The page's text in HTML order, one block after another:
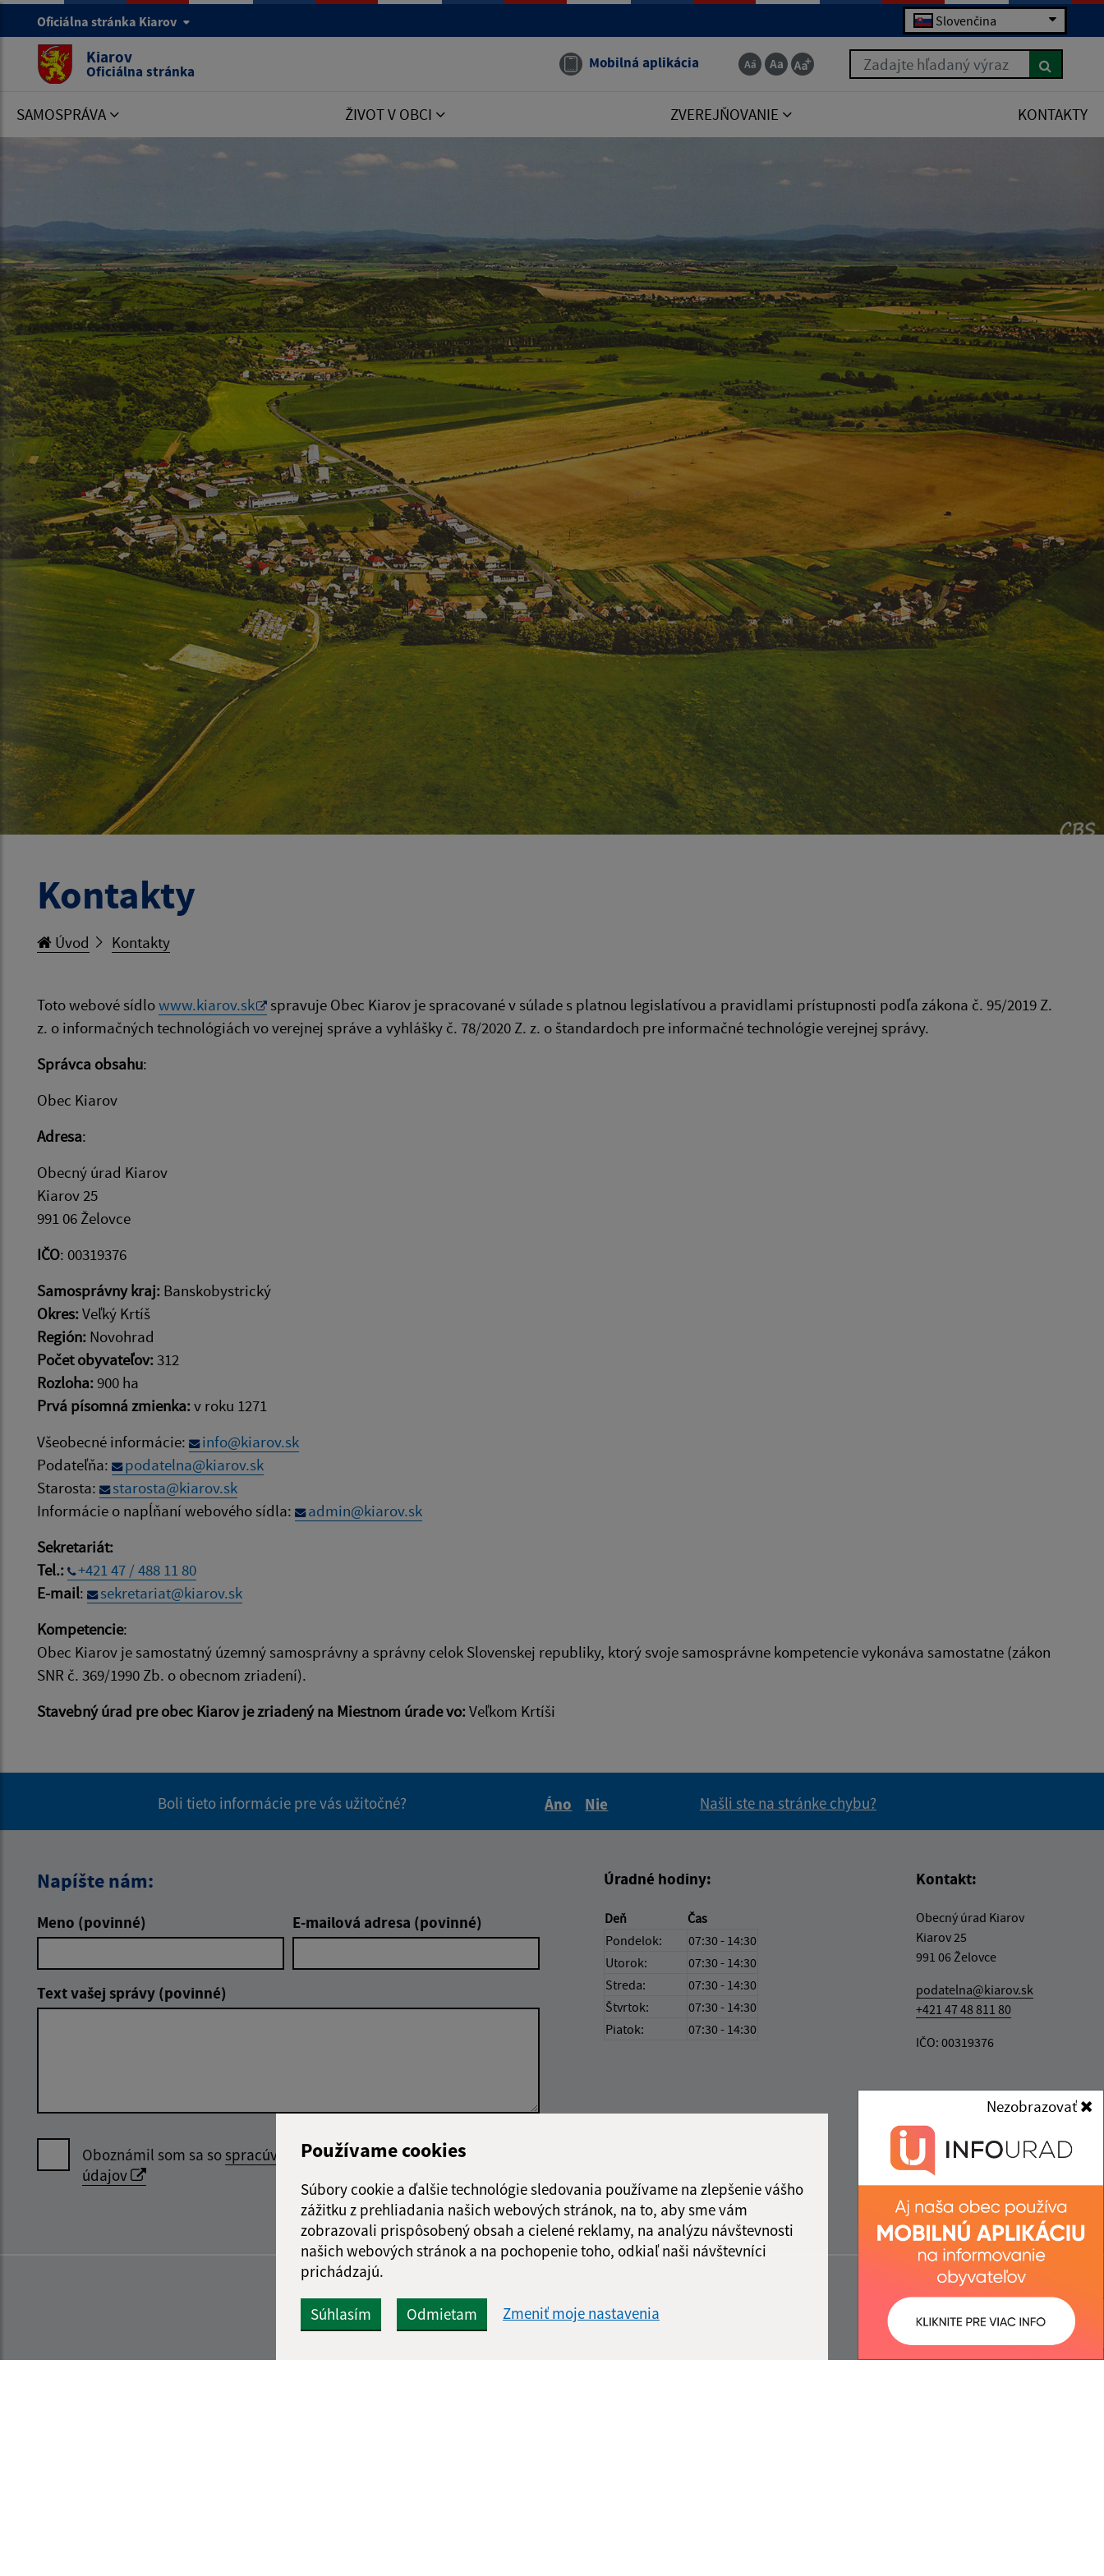
Používame cookies
Súbory cookie a ďalšie technológie sledovania používame na zlepšenie vášho
zážitku z prehliadania našich webových stránok, na to, aby sme vám
zobrazovali prispôsobený obsah a cielené reklamy, na analýzu návštevnosti
našich webových stránok a na pochopenie toho, odkiaľ naši návštevníci
prichádzajú.
Súhlasím Odmietam Zmeniť moje nastavenia
Nezobrazovať
Oficiálna stránka Kiarov Slovenčina
Kiarov
Oficiálna stránka Mobilná aplikácia Zadajte hľadaný výraz
SAMOSPRÁVA ŽIVOT V OBCI ZVEREJŇOVANIE KONTAKTY
Kontakty
Úvod Kontakty
Toto webové sídlowww.kiarov.sk spravuje Obec Kiarov je spracované v súlade s platnou legislatívou a pravidlami prístupnosti podľa zákona č. 95/2019 Z.
z. o informačných technológiách vo verejnej správe a vyhlášky č. 78/2020 Z. z. o štandardoch pre informačné technológie verejnej správy.
Správca obsahu:
Obec Kiarov
Adresa:
Obecný úrad Kiarov
Kiarov 25
991 06 Želovce
IČO: 00319376
Samosprávny kraj: Banskobystrický
Okres:Veľký Krtíš
Región: Novohrad
Počet obyvateľov:312
Rozloha:900 ha
Prvá písomná zmienka:v roku 1271
Všeobecné informácie:
info@kiarov.sk
Podateľňa:
podatelna@kiarov.sk
Starosta:
starosta@kiarov.sk
Informácie o napĺňaní webového sídla:
admin@kiarov.sk
Sekretariát:
Tel.:
+421 47 / 488 11 80
E-mail:
sekretariat@kiarov.sk
Kompetencie:
Obec Kiarov je samostatný územný samosprávny a správny celok Slovenskej republiky, ktorý svoje samosprávne kompetencie vykonáva samostatne (zákon
SNR č. 369/1990 Zb. o obecnom zriadení).
Stavebný úrad pre obec Kiarov je zriadený na Miestnom úrade vo:Veľkom Krtíši
Boli tieto informácie pre vás užitočné?
Áno
Nie
Našli ste na stránke chybu?
Napíšte nám:
Meno (povinné) E-mailová adresa (povinné)
Text vašej správy (povinné)
Oboznámil som sa sospracúvaním osobných
údajov
Google reCaptcha Response
Odoslať
Úradné hodiny:
Deň
Čas
Pondelok:
07:30 - 14:30
Utorok:
07:30 - 14:30
Streda:
07:30 - 14:30
Štvrtok:
07:30 - 14:30
Piatok:
07:30 - 14:30
Kontakt:
Obecný úrad Kiarov
Kiarov 25
991 06 Želovce
podatelna@kiarov.sk
+421 47 48 811 80
IČO: 00319376